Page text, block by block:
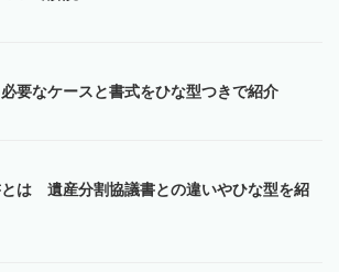
要なケースと書式をひな型つきで紹介
は 遺産分割協議書との違いやひな型を紹